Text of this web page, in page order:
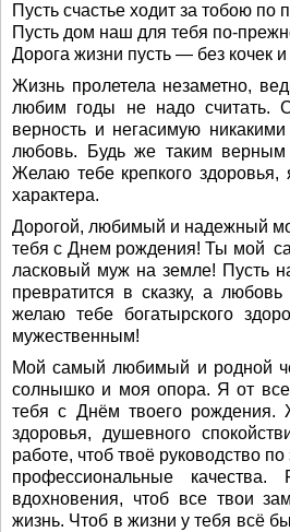
Пусть счастье ходит за тобою по
Пусть дом наш для тебя по-
Дорога жизни пусть — без кочек
Жизнь пролетела незаметно,
любим годы не надо считать.
верность и негасимую
любовь. Будь же таким
Желаю тебе крепкого здоровья,
характера.
Дорогой, любимый и надежный
тебя с Днем рождения! Ты мой
ласковый муж на земле! Пусть
превратится в сказку, а
желаю тебе богатырского
мужественным!
Мой самый любимый и родной
солнышко и моя опора. Я от
тебя с Днём твоего рождения.
здоровья, душевного
работе, чтоб твоё руководство
профессиональные качества.
вдохновения, чтоб все твои
жизнь. Чтоб в жизни у тебя всё